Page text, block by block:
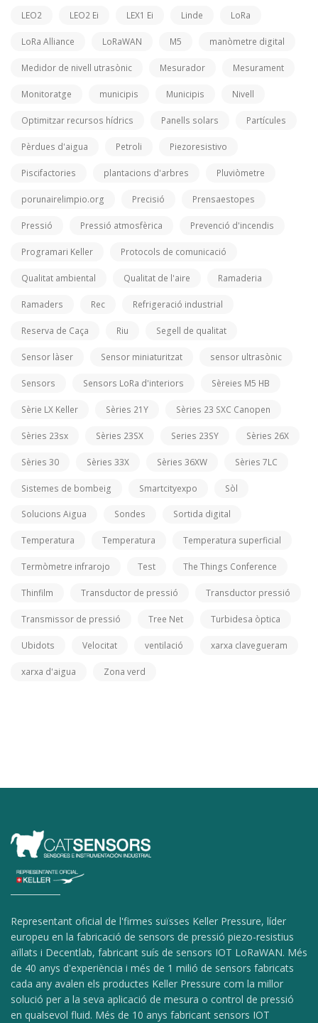
LEO2 LEO2 Ei LEX1 Ei Linde LoRa
LoRa Alliance LoRaWAN M5 manòmetre digital
Medidor de nivell utrasònic Mesurador Mesurament
Monitoratge municipis Municipis Nivell
Optimitzar recursos hídrics Panells solars Partícules
Pèrdues d'aigua Petroli Piezoresistivo
Piscifactories plantacions d'arbres Pluviòmetre
porunairelimpio.org Precisió Prensaestopes
Pressió Pressió atmosfèrica Prevenció d'incendis
Programari Keller Protocols de comunicació
Qualitat ambiental Qualitat de l'aire Ramaderia
Ramaders Rec Refrigeració industrial
Reserva de Caça Riu Segell de qualitat
Sensor làser Sensor miniaturitzat sensor ultrasònic
Sensors Sensors LoRa d'interiors Sèreies M5 HB
Sèrie LX Keller Sèries 21Y Sèries 23 SXC Canopen
Sèries 23sx Sèries 23SX Series 23SY Sèries 26X
Sèries 30 Sèries 33X Sèries 36XW Sèries 7LC
Sistemes de bombeig Smartcityexpo Sòl
Solucions Aigua Sondes Sortida digital
Temperatura Temperatura Temperatura superficial
Termòmetre infrarojo Test The Things Conference
Thinfilm Transductor de pressió Transductor pressió
Transmissor de pressió Tree Net Turbidesa òptica
Ubidots Velocitat ventilació xarxa clavegueram
xarxa d'aigua Zona verd
Representant oficial de l'firmes suïsses Keller Pressure, líder
europeu en la fabricació de sensors de pressió piezo-resistius
aïllats i Decentlab, fabricant suís de sensors IOT LoRaWAN. Més
de 40 anys d'experiència i més de 1 milió de sensors fabricats
cada any avalen els productes Keller Pressure com la millor
solució per a la seva aplicació de mesura o control de pressió
en qualsevol fluid. Més de 10 anys fabricant sensors IOT